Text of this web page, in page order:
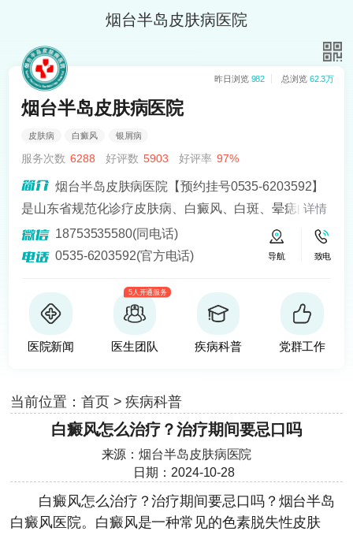
烟台半岛皮肤病医院
昨日浏览 982 总浏览 62.3万
烟台半岛皮肤病医院
皮肤病 白癜风 银屑病
服务次数 6288 好评数 5903 好评率 97%
烟台半岛皮肤病医院【预约挂号0535-6203592】
是山东省规范化诊疗皮肤病、白癜风、白斑、晕痣的医
院。熟悉皮肤病科常见病、多发病、疑难病的诊治，尤
其擅长光化学疗法、窄波紫外线、308准分子激光以及外
移植治疗白癜风，包括自体表皮移植、微小皮片移植、
自体培养黑素细胞移植等。
详情
18753535580(同电话)
0535-6203592(官方电话)
导航 致电
医院新闻
5人开通服务
医生团队 疾病科普 党群工作
当前位置： 首页>疾病科普
白癜风怎么治疗？治疗期间要忌口吗
来源：烟台半岛皮肤病医院
日期：2024-10-28
白癜风怎么治疗？治疗期间要忌口吗？ 烟台半岛
白癜风医院。白癜风是一种常见的色素脱失性皮肤